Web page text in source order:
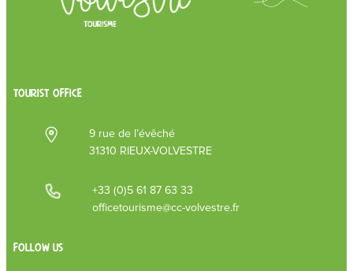
TOURIST OFFICE
9 rue de l’évêché
31310 RIEUX-VOLVESTRE
+33 (0)5 61 87 63 33
officetourisme@cc-volvestre.fr
Follow us